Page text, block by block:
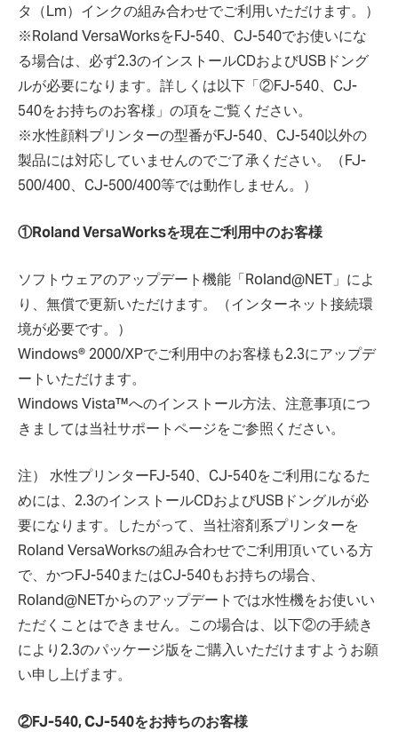
タ（Lm）インクの組み合わせでご利用いただけます。）
※Roland VersaWorksをFJ-540、CJ-540でお使いにな
る場合は、必ず2.3のインストールCDおよびUSBドング
ルが必要になります。詳しくは以下「②FJ-540、CJ-
540をお持ちのお客様」の項をご覧ください。
※水性顔料プリンターの型番がFJ-540、CJ-540以外の
製品には対応していませんのでご了承ください。（FJ-
500/400、CJ-500/400等では動作しません。）
①Roland VersaWorksを現在ご利用中のお客様
ソフトウェアのアップデート機能「Roland@NET」によ
り、無償で更新いただけます。（インターネット接続環
境が必要です。）
Windows® 2000/XPでご利用中のお客様も2.3にアップデ
ートいただけます。
Windows Vista™へのインストール方法、注意事項につ
きましては当社サポートページをご参照ください。
注） 水性プリンターFJ-540、CJ-540をご利用になるた
めには、2.3のインストールCDおよびUSBドングルが必
要になります。したがって、当社溶剤系プリンターを
Roland VersaWorksの組み合わせでご利用頂いている方
で、かつFJ-540またはCJ-540もお持ちの場合、
Roland@NETからのアップデートでは水性機をお使いい
ただくことはできません。この場合は、以下②の手続き
により2.3のパッケージ版をご購入いただけますようお願
い申し上げます。
②FJ-540, CJ-540をお持ちのお客様